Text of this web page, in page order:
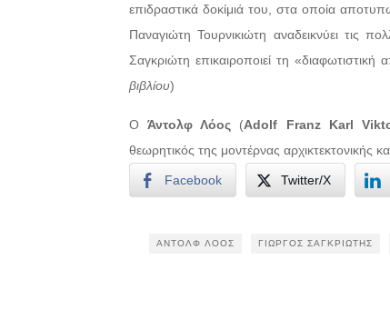
επιδραστικά δοκίμιά του, στα οποία
Παναγιώτη Τουρνικιώτη αναδεικνύει τις
Σαγκριώτη επικαιροποιεί τη
βιβλίου)
ΟΆντολφ Λόος (Adolf Franz Karl
θεωρητικός της μοντέρνας αρχικτεκτονικής
Facebook Twitter/X
ΆΝΤΟΛΦ ΛΌΟΣ ΓΙΏΡΓΟΣ ΣΑΓΚΡΙΏΤΗΣ